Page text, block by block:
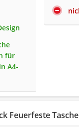
für
A4-
Feuerfeste